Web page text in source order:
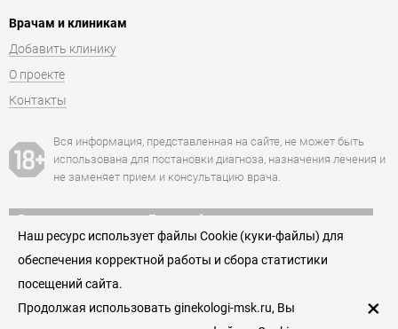
Врачам и клиникам
Добавить клинику
О проекте
Контакты
Вся информация, представленная на сайте, не может быть
использована для постановки диагноза, назначения лечения и
не заменяет прием и консультацию врача.
Есть противопоказания. Посоветуйтесь с врачом.
+7 (495) 152-77-66
Единая служба записи к гинекологам Москвы
Пользовательское соглашение
Наш ресурс использует файлы Cookie (куки-файлы) для
обеспечения корректной работы и сбора статистики
посещений сайта.
Продолжая использовать ginekologi-msk.ru, Вы
×